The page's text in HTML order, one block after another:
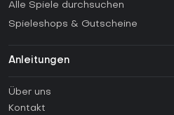
Alle Spiele durchsuchen
Spieleshops & Gutscheine
Anleitungen
Anleitungen
Über uns
Kontakt